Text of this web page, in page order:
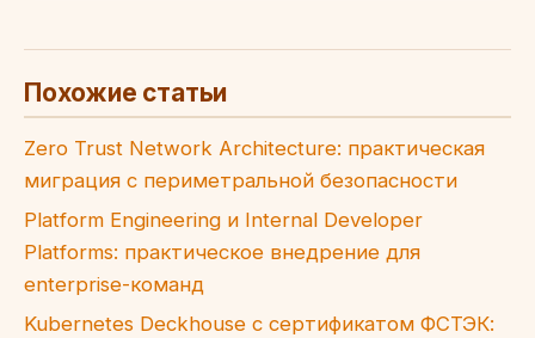
Похожие статьи
Zero Trust Network Architecture: практическая
миграция с периметральной безопасности
Platform Engineering и Internal Developer
Platforms: практическое внедрение для
enterprise-команд
Kubernetes Deckhouse с сертификатом ФСТЭК: